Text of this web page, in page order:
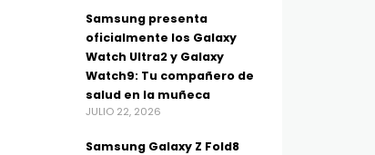
Samsung presenta
oficialmente los Galaxy
Watch Ultra2 y Galaxy
Watch9: Tu compañero de
salud en la muñeca
JULIO 22, 2026
Samsung Galaxy Z Fold8